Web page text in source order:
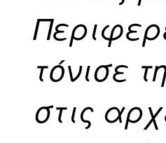
τόνισε
στις